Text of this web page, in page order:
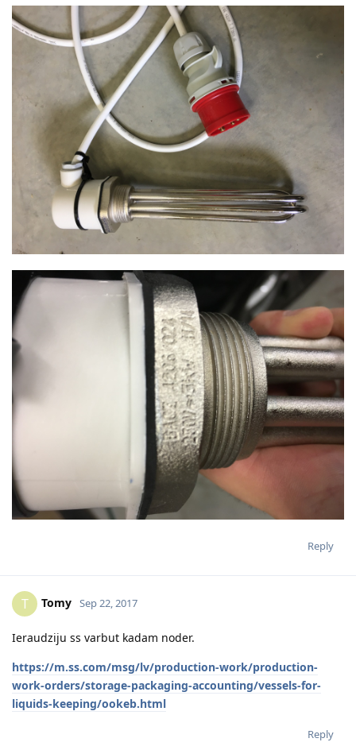
Reply
T Tomy Sep 22, 2017
Ieraudziju ss varbut kadam noder.
https://m.ss.com/msg/lv/production-work/production-
work-orders/storage-packaging-accounting/vessels-for-
liquids-keeping/ookeb.html
Reply